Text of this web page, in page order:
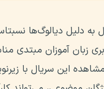
به دلیل دیالوگ‌ها
زبان آموزان مبتدی
این سریال با